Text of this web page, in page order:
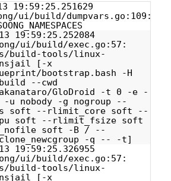
19:59:25.251629
ui/build/dumpvars.go:109:
19:59:25.252084
ui/build/exec.go:57:
build-tools/linux-
nsjail [-x
bootstrap.bash -H
--cwd
GloDroid -t 0 -e -
-u nobody -g nogroup --
soft --rlimit_core soft --
soft --rlimit_fsize soft
soft -B / --
-q -- -t]
19:59:25.326955
ui/build/exec.go:57:
build-tools/linux-
nsjail [-x